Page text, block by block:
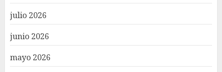
julio 2026
junio 2026
mayo 2026